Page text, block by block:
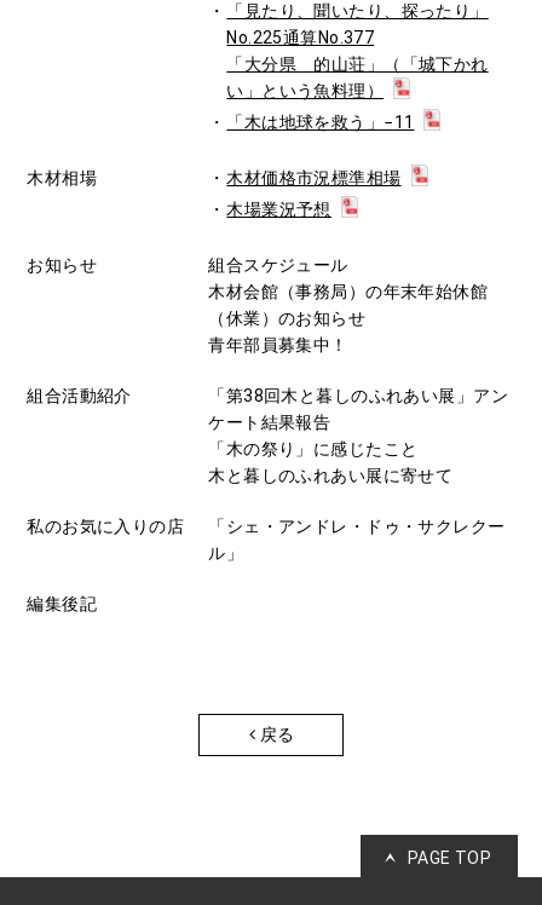
「見たり、聞いたり、探ったり」
No.225通算No.377
「大分県 的山荘」（「城下かれ
い」という魚料理）
「木は地球を救う」−11
木材相場
木材価格市況標準相場
木場業況予想
お知らせ
組合スケジュール
木材会館（事務局）の年末年始休館
（休業）のお知らせ
青年部員募集中！
組合活動紹介
「第38回木と暮しのふれあい展」アン
ケート結果報告
「木の祭り」に感じたこと
木と暮しのふれあい展に寄せて
私のお気に入りの店
「シェ・アンドレ・ドゥ・サクレクー
ル」
編集後記
戻る
PAGE TOP